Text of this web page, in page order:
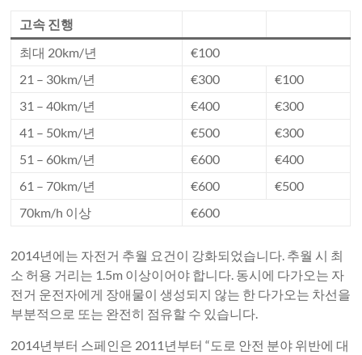
고속 진행
최대 20km/년
€100
21 – 30km/년
€300
€100
31 – 40km/년
€400
€300
41 – 50km/년
€500
€300
51 – 60km/년
€600
€400
61 – 70km/년
€600
€500
70km/h 이상
€600
2014년에는 자전거 추월 요건이 강화되었습니다. 추월 시 최
소 허용 거리는 1.5m 이상이어야 합니다. 동시에 다가오는 자
전거 운전자에게 장애물이 생성되지 않는 한 다가오는 차선을
부분적으로 또는 완전히 점유할 수 있습니다.
2014년부터 스페인은 2011년부터 “도로 안전 분야 위반에 대